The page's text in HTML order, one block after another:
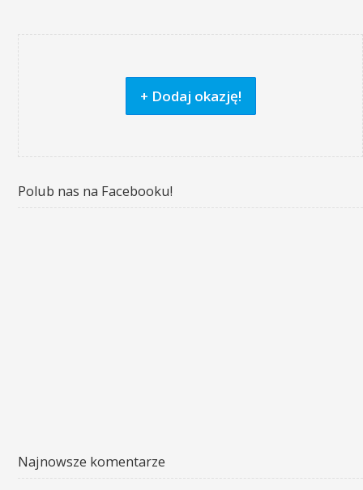
+ Dodaj okazję!
Polub nas na Facebooku!
Najnowsze komentarze